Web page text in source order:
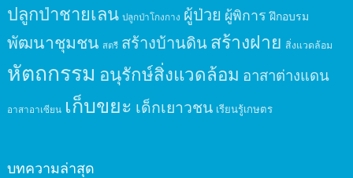
ปลูกป่าชายเลน ปลูกป่าโกงกาง ผู้ป่วย ผู้พิการ ฝึกอบรม
พัฒนาชุมชน สตรี สร้างบ้านดินสร้างฝาย สิ่งแวดล้อม
หัตถกรรม อนุรักษ์สิ่งแวดล้อม อาสาต่างแดน
อาสาอาเซียน เก็บขยะ เด็กเยาวชน เรียนรู้เกษตร
บทความล่าสุด